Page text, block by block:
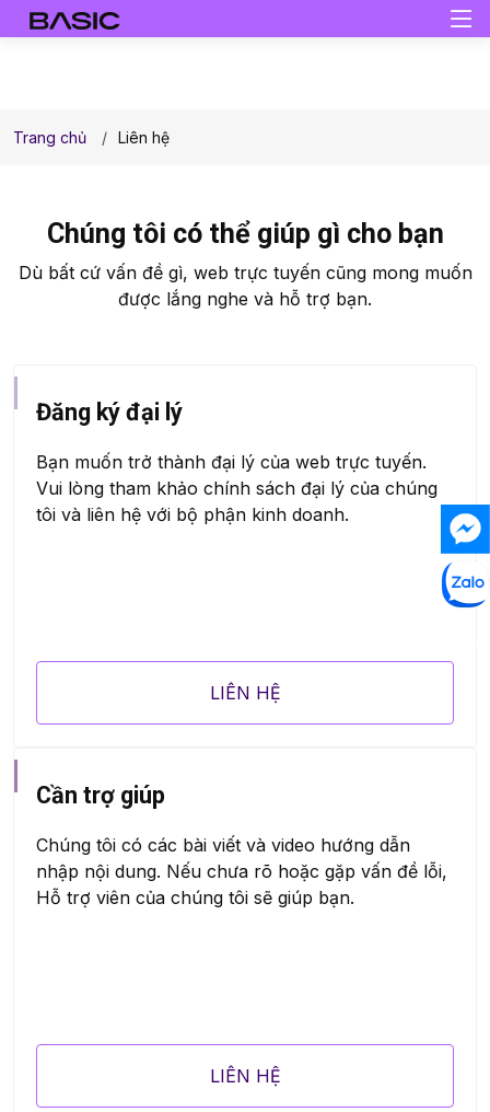
Trang chủ Liên hệ
Chúng tôi có thể giúp gì cho bạn
Dù bất cứ vấn đề gì, web trực tuyến cũng mong muốn
được lắng nghe và hỗ trợ bạn.
Đăng ký đại lý
Bạn muốn trở thành đại lý của web trực tuyến.
Vui lòng tham khảo chính sách đại lý của chúng
tôi và liên hệ với bộ phận kinh doanh.
LIÊN HỆ
Cần trợ giúp
Chúng tôi có các bài viết và video hướng dẫn
nhập nội dung. Nếu chưa rõ hoặc gặp vấn đề lỗi,
Hỗ trợ viên của chúng tôi sẽ giúp bạn.
LIÊN HỆ